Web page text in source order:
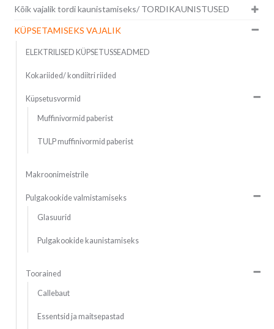
Kõik vajalik tordi kaunistamiseks/ TORDIKAUNISTUSED
KÜPSETAMISEKS VAJALIK
ELEKTRILISED KÜPSETUSSEADMED
Kokariided/ kondiitri riided
Küpsetusvormid
Muffinivormid paberist
TULP muffinivormid paberist
Makroonimeistrile
Pulgakookide valmistamiseks
Glasuurid
Pulgakookide kaunistamiseks
Toorained
Callebaut
Essentsid ja maitsepastad